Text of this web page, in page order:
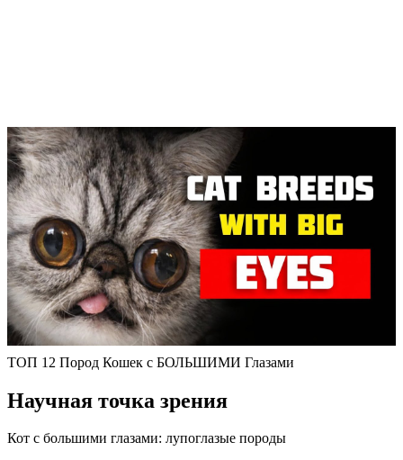
ТОП 12 Пород Кошек с БОЛЬШИМИ Глазами
Научная точка зрения
Кот с большими глазами: лупоглазые породы